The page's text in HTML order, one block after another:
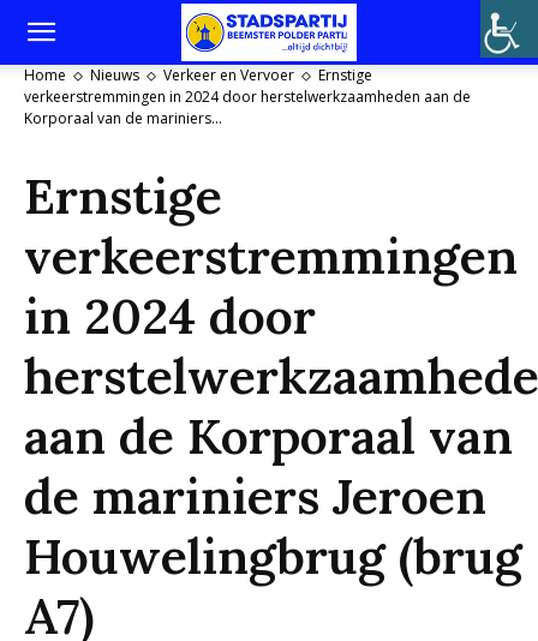
Home Nieuws Verkeer en Vervoer
Ernstige
verkeerstremmingen in 2024 door herstelwerkzaamheden aan de
Korporaal van de mariniers...
Ernstige
verkeerstremmingen
in 2024 door
aan de Korporaal van
de mariniers Jeroen
Houwelingbrug (brug
A7)